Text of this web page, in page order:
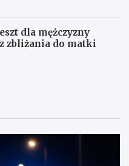
dla mężczyzny
zbliżania do matki